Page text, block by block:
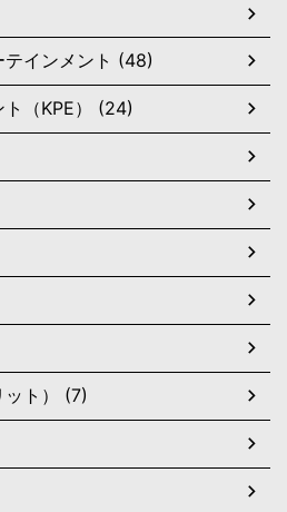
インメント (48)
ト（KPE） (24)
ット） (7)